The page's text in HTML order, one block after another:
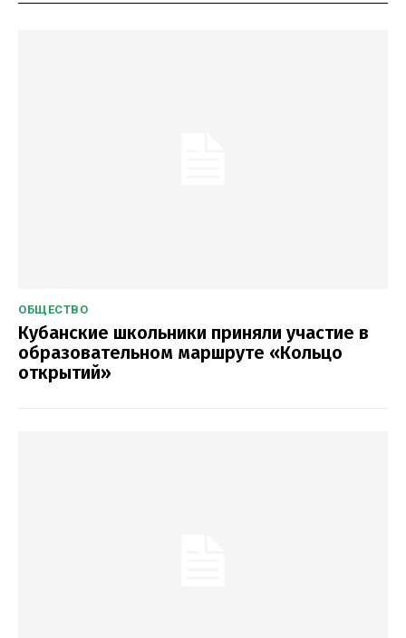
ОБЩЕСТВО
Кубанские школьники приняли участие в
образовательном маршруте «Кольцо
открытий»